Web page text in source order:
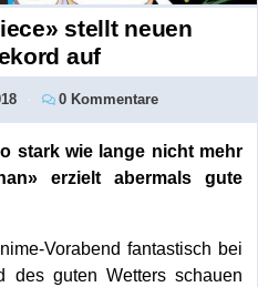
stellt neuen
auf
0 Kommentare
stark wie lange nicht mehr
erzielt abermals gute
Vorabend fantastisch bei
des guten Wetters schauen